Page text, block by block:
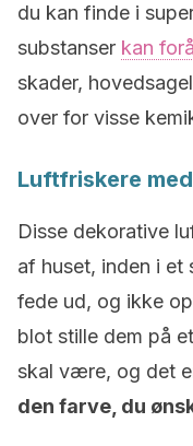
du kan finde i
substanser kan
skader,
over for visse
Luftfriskere
Disse dekorative
af huset, inden i et
fede ud, og ikke
blot stille dem på
skal være, og det
den farve, du